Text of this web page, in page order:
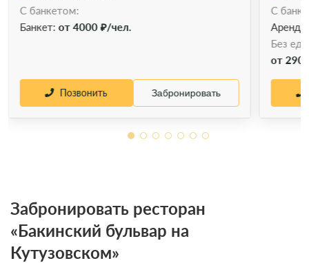
С банкетом:
Банкет:от 4000 ₽/чел.
Позвонить Забронировать
С
Без
от
Забронировать ресторан
«Бакинский бульвар на
Кутузовском»